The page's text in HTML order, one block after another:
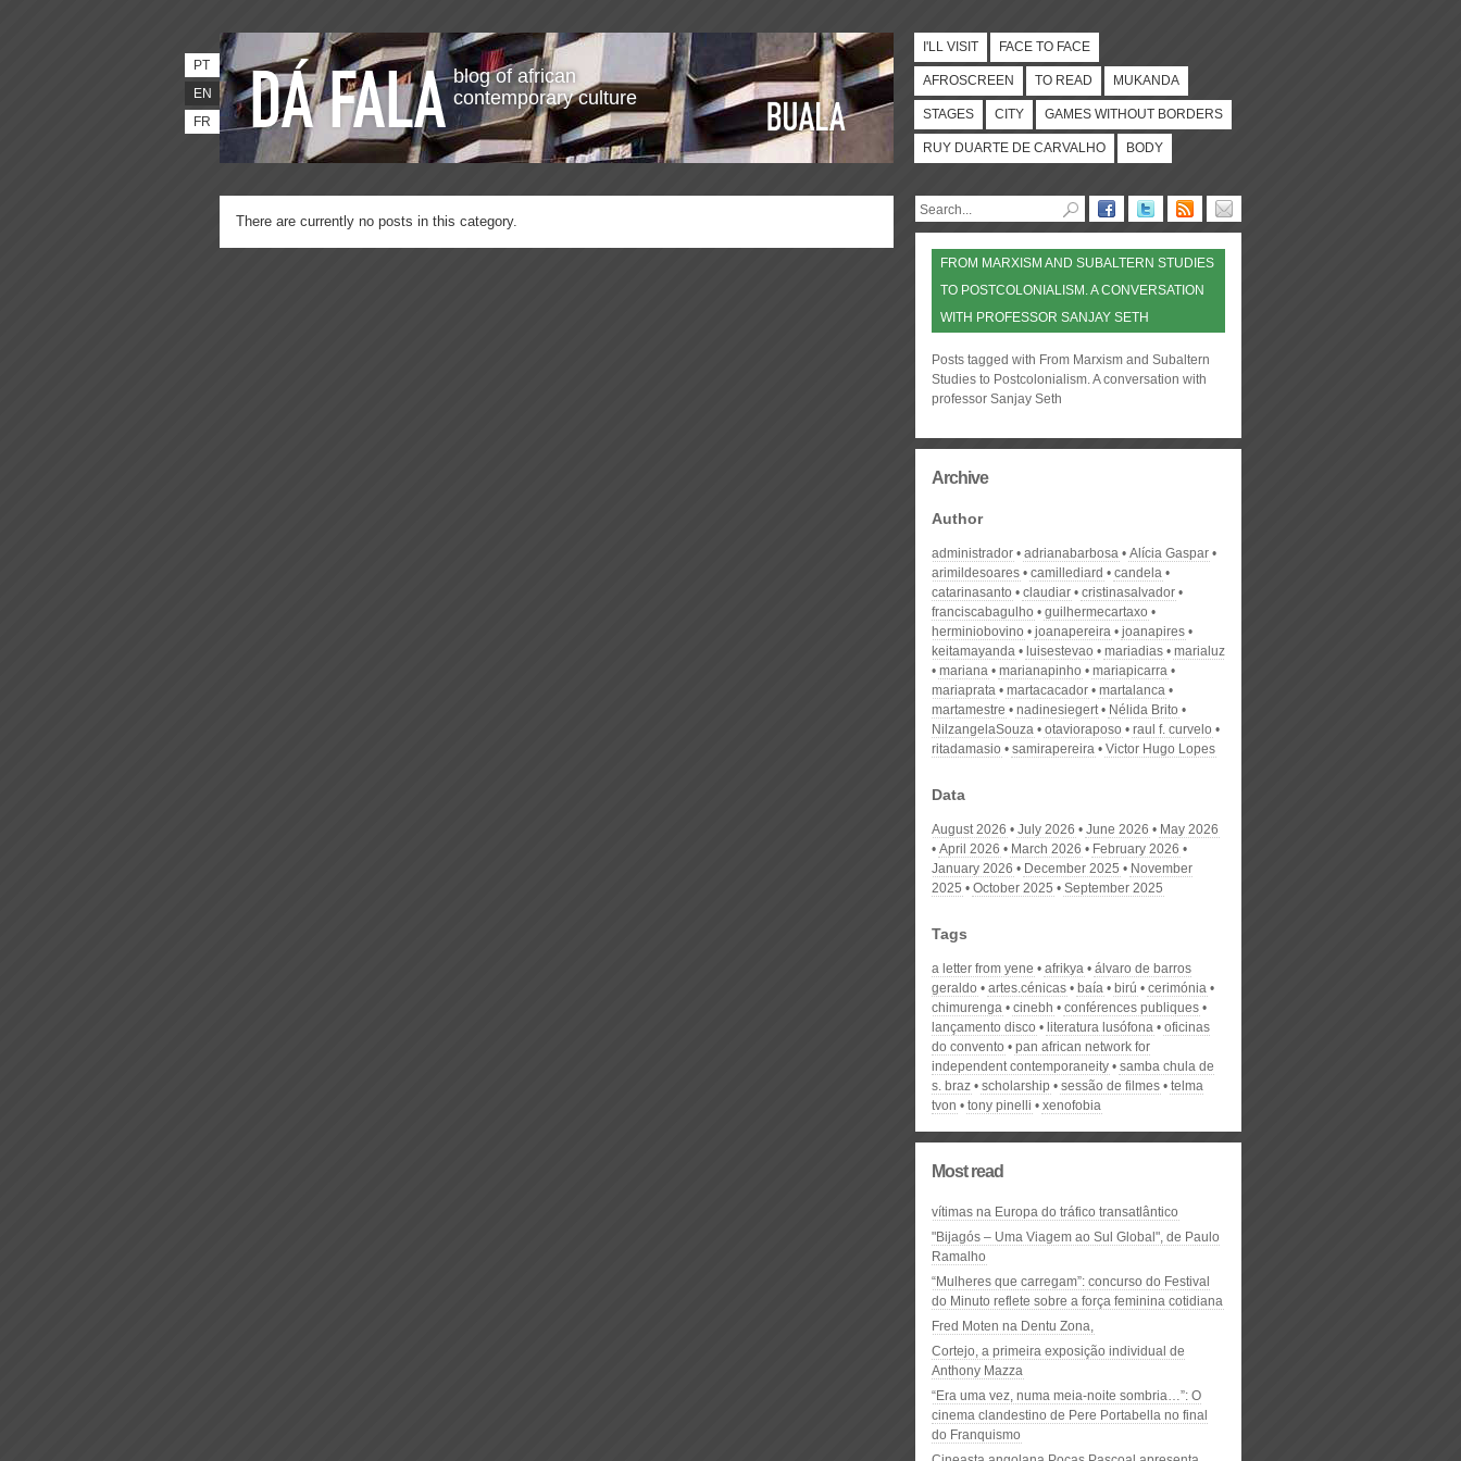
blog of african
contemporary culture
PT
EN
FR
I'LL VISIT FACE TO FACE
AFROSCREEN TO READ MUKANDA
STAGES CITY GAMES WITHOUT BORDERS
RUY DUARTE DE CARVALHO BODY
There are currently no posts in this category.
FROM MARXISM AND SUBALTERN STUDIES
TO POSTCOLONIALISM. A CONVERSATION
WITH PROFESSOR SANJAY SETH
Posts tagged with From Marxism and Subaltern
Studies to Postcolonialism. A conversation with
professor Sanjay Seth
Archive
Author
administrador adrianabarbosa
Alícia Gaspar
arimildesoares
camillediard
candela
catarinasanto
claudiar
cristinasalvador
franciscabagulho
guilhermecartaxo
herminiobovino
joanapereira
joanapires
keitamayanda
luisestevao mariadias
marialuz
mariana
marianapinho
mariapicarra
mariaprata
martacacador
martalanca
martamestre
nadinesiegert
Nélida Brito
NilzangelaSouza
otavioraposo
raul f. curvelo
ritadamasio
samirapereira Victor Hugo Lopes
Data
August 2026 July 2026 June 2026
May 2026
April 2026
March 2026
February 2026
January 2026
December 2025
November
2025
October 2025 September 2025
Tags
a letter from yene afrikya
álvaro de barros
geraldo
artes.cénicas baía birú
cerimónia
chimurenga
cinebh
conférences publiques
lançamento disco
literatura lusófona
oficinas
do convento
pan african network for
independent contemporaneity
samba chula de
s. braz
scholarship sessão de filmes
telma
tvon
tony pinelli xenofobia
Most read
vítimas na Europa do tráfico transatlântico
"Bijagós – Uma Viagem ao Sul Global", de Paulo
Ramalho
“Mulheres que carregam”: concurso do Festival
do Minuto reflete sobre a força feminina cotidiana
Fred Moten na Dentu Zona,
Cortejo, a primeira exposição individual de
Anthony Mazza
“Era uma vez, numa meia-noite sombria…”: O
cinema clandestino de Pere Portabella no final
do Franquismo